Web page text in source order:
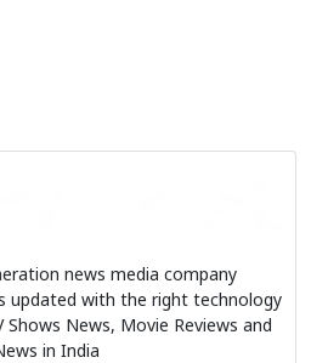
news media company
updated with the right technology
News, Movie Reviews and
in India